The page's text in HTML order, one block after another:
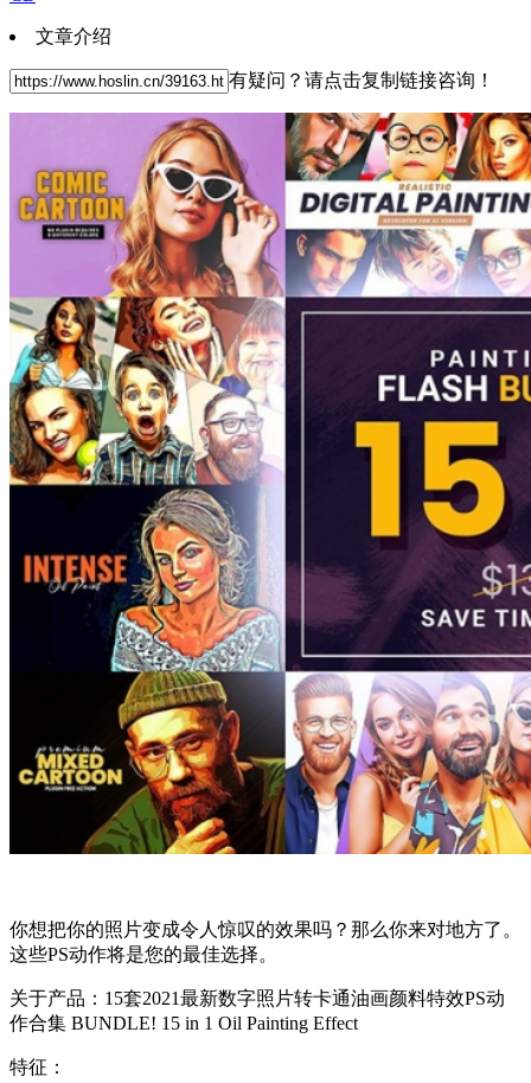
文章介绍
有疑问？请点击复制链接咨询！
你想把你的照片变成令人惊叹的效果吗？那么你来对地方了。
这些PS动作将是您的最佳选择。
关于产品：15套2021最新数字照片转卡通油画颜料特效PS动
作合集 BUNDLE! 15 in 1 Oil Painting Effect
特征：